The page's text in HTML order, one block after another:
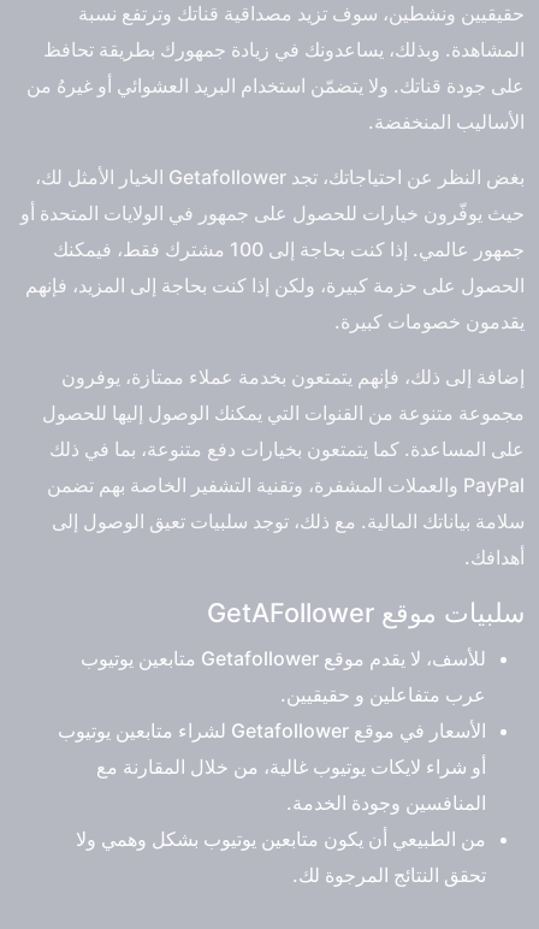
حقيقيين ونشطين، سوف تزيد مصداقية قناتك وترتفع نسبة
المشاهدة. وبذلك، يساعدونك في زيادة جمهورك بطريقة تحافظ
على جودة قناتك. ولا يتضمّن استخدام البريد العشوائي أو غيرهُ من
الأساليب المنخفضة.
بغض النظر عن احتياجاتك، تجد Getafollower الخيار الأمثل لك،
حيث يوفّرون خيارات للحصول على جمهور في الولايات المتحدة أو
جمهور عالمي. إذا كنت بحاجة إلى 100 مشترك فقط، فيمكنك
الحصول على حزمة كبيرة، ولكن إذا كنت بحاجة إلى المزيد، فإنهم
يقدمون خصومات كبيرة.
إضافة إلى ذلك، فإنهم يتمتعون بخدمة عملاء ممتازة، يوفرون
مجموعة متنوعة من القنوات التي يمكنك الوصول إليها للحصول
على المساعدة. كما يتمتعون بخيارات دفع متنوعة، بما في ذلك
PayPal والعملات المشفرة، وتقنية التشفير الخاصة بهم تضمن
سلامة بياناتك المالية. مع ذلك، توجد سلبيات تعيق الوصول إلى
أهدافك.
سلبيات موقع GetAFollower
للأسف، لا يقدم موقع Getafollower متابعين يوتيوب
عرب متفاعلين و حقيقيين.
الأسعار في موقع Getafollower لشراء متابعين يوتيوب
أو شراء لايكات يوتيوب غالية، من خلال المقارنة مع
المنافسين وجودة الخدمة.
من الطبيعي أن يكون متابعين يوتيوب بشكل وهمي ولا
تحقق النتائج المرجوة لك.